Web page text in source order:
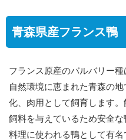
青森県産フランス鴨
フランス原産のバルバリー種
自然環境に恵まれた青森の
化、肉用として飼育します
飼料を与えているため安全
料理に使われる鴨として有